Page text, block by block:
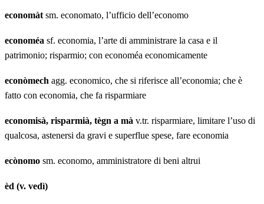
economàt sm. economato, l’ufficio dell’economo
economéa sf. economia, l’arte di amministrare la casa e il
patrimonio; risparmio; con economéa economicamente
econòmech agg. economico, che si riferisce all’economia; che è
fatto con economia, che fa risparmiare
economisà, risparmià, tègn a mà v.tr. risparmiare, limitare l’uso di
qualcosa, astenersi da gravi e superflue spese, fare economia
ecònomo sm. economo, amministratore di beni altrui
èd (v. vedì)